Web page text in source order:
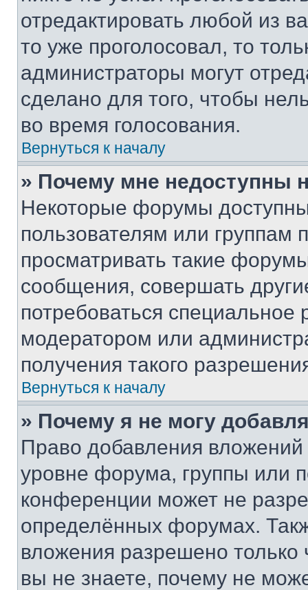
отредактировать любой из
то уже проголосовал, то
администраторы могут
сделано для того, чтобы
во время голосования.
Вернуться к началу
» Почему мне недоступны
Некоторые форумы
пользователям или группам
просматривать такие
сообщения, совершать
потребоваться
модератором или
получения такого
Вернуться к началу
» Почему я не могу
Право добавления
уровне форума, группы или
конференции может не
определённых форумах.
вложения разрешено
вы не знаете, почему не